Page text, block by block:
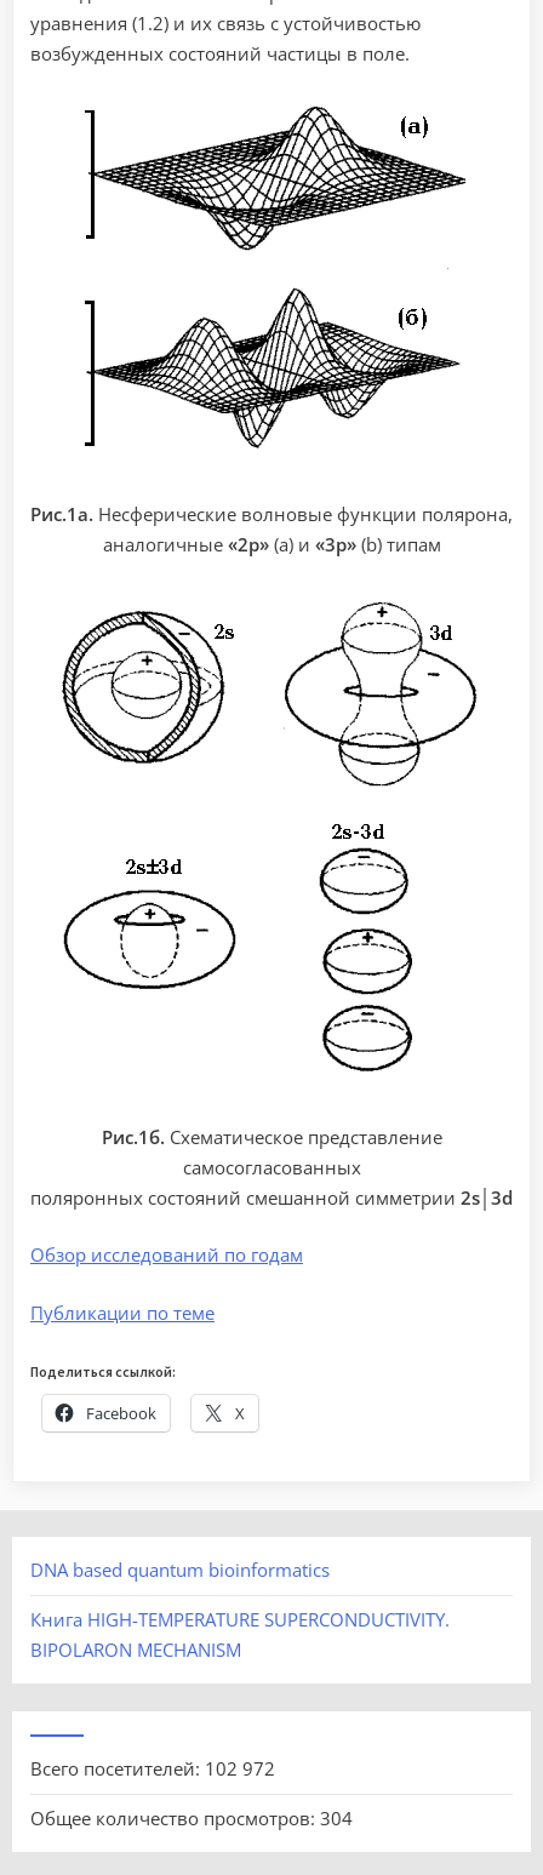
уравнения (1.2) и их связь с устойчивостью
возбужденных состояний частицы в поле.
Рис.1а. Несферические волновые функции полярона,
аналогичные «2p»(a) и «3p»(b) типам
Рис.1б. Схематическое представление
самосогласованных
поляронных состояний смешанной симметрии 2s│3d
Обзор исследований по годам
Публикации по теме
Поделиться ссылкой:
Facebook X
DNA based quantum bioinformatics
Книга HIGH-TEMPERATURE SUPERCONDUCTIVITY.
BIPOLARON MECHANISM
Всего посетителей: 102 972
Общее количество просмотров: 304